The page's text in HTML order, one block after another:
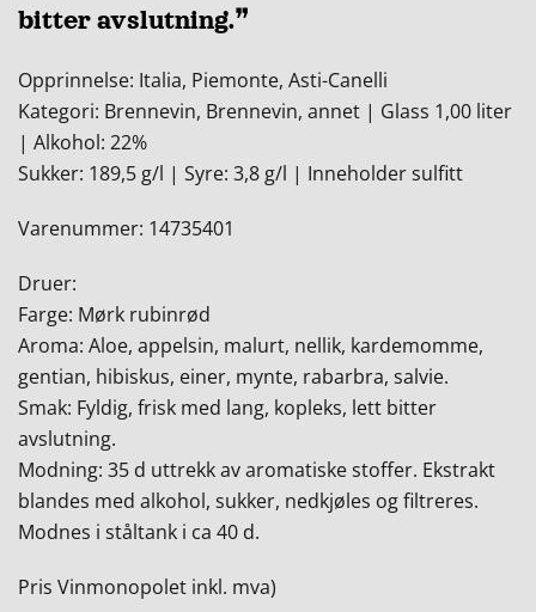
bitter avslutning.❞
Opprinnelse: Italia, Piemonte, Asti-Canelli
Kategori: Brennevin, Brennevin, annet | Glass 1,00 liter
| Alkohol: 22%
Sukker: 189,5 g/l | Syre: 3,8 g/l | Inneholder sulfitt
Varenummer: 14735401
Druer:
Farge: Mørk rubinrød
Aroma: Aloe, appelsin, malurt, nellik, kardemomme,
gentian, hibiskus, einer, mynte, rabarbra, salvie.
Smak: Fyldig, frisk med lang, kopleks, lett bitter
avslutning.
Modning: 35 d uttrekk av aromatiske stoffer. Ekstrakt
blandes med alkohol, sukker, nedkjøles og filtreres.
Modnes i ståltank i ca 40 d.
Pris Vinmonopolet inkl. mva)